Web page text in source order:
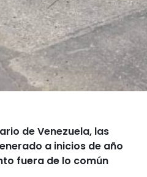
de Venezuela, las
a inicios de año
fuera de lo común